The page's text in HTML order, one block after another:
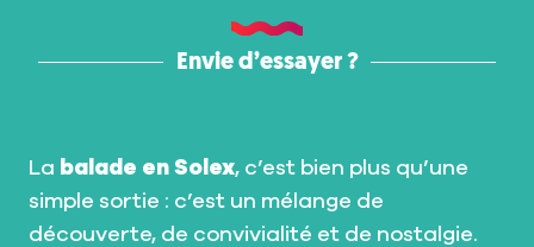
Envie d’essayer ?
La balade en Solex, c’est bien plus qu’une
simple sortie : c’est un mélange de
découverte, de convivialité et de nostalgie.